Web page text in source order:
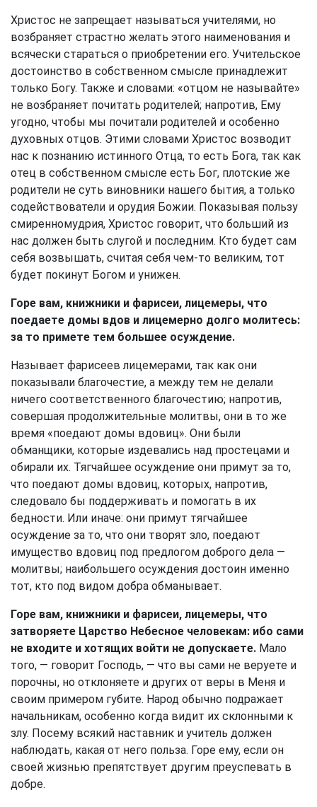
Христос не запрещает называться учителями, но
возбраняет страстно желать этого наименования и
всячески стараться о приобретении его. Учительское
достоинство в собственном смысле принадлежит
только Богу. Также и словами: «отцом не называйте»
не возбраняет почитать родителей; напротив, Ему
угодно, чтобы мы почитали родителей и особенно
духовных отцов. Этими словами Христос возводит
нас к познанию истинного Отца, то есть Бога, так как
отец в собственном смысле есть Бог, плотские же
родители не суть виновники нашего бытия, а только
содействователи и орудия Божии. Показывая пользу
смиренномудрия, Христос говорит, что больший из
нас должен быть слугой и последним. Кто будет сам
себя возвышать, считая себя чем-то великим, тот
будет покинут Богом и унижен.
Горе вам, книжники и фарисеи, лицемеры, что
поедаете домы вдов и лицемерно долго молитесь:
за то примете тем большее осуждение.
Называет фарисеев лицемерами, так как они
показывали благочестие, а между тем не делали
ничего соответственного благочестию; напротив,
совершая продолжительные молитвы, они в то же
время «поедают домы вдовиц». Они были
обманщики, которые издевались над простецами и
обирали их. Тягчайшее осуждение они примут за то,
что поедают домы вдовиц, которых, напротив,
следовало бы поддерживать и помогать в их
бедности. Или иначе: они примут тягчайшее
осуждение за то, что они творят зло, поедают
имущество вдовиц под предлогом доброго дела —
молитвы; наибольшего осуждения достоин именно
тот, кто под видом добра обманывает.
Горе вам, книжники и фарисеи, лицемеры, что
затворяете Царство Небесное человекам: ибо сами
не входите и хотящих войти не допускаете. Мало
того, — говорит Господь, — что вы сами не веруете и
порочны, но отклоняете и других от веры в Меня и
своим примером губите. Народ обычно подражает
начальникам, особенно когда видит их склонными к
злу. Посему всякий наставник и учитель должен
наблюдать, какая от него польза. Горе ему, если он
своей жизнью препятствует другим преуспевать в
добре.